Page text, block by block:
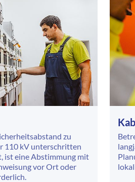
zu
110 kV unterschritten
ist eine Abstimmung mit
vor Ort oder